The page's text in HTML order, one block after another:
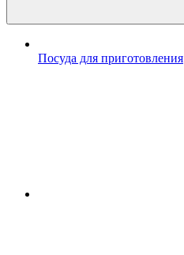
Посуда для приготовления